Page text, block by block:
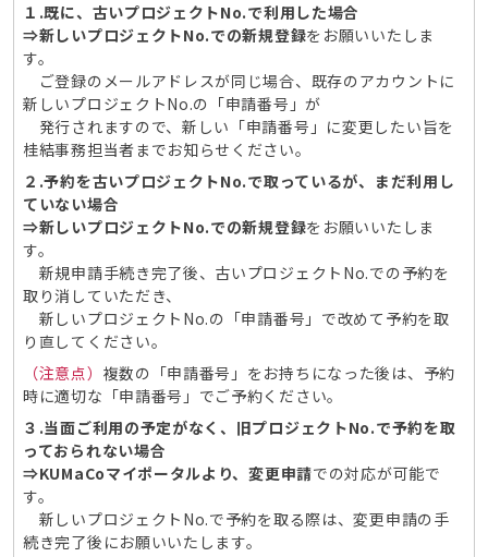
１.既に、古いプロジェクトNo.で利用した場合
⇒新しいプロジェクトNo.での新規登録をお願いいたしま
す。
ご登録のメールアドレスが同じ場合、既存のアカウントに
新しいプロジェクトNo.の「申請番号」が
発行されますので、新しい「申請番号」に変更したい旨を
桂結事務担当者までお知らせください。
２.予約を古いプロジェクトNo.で取っているが、まだ利用し
ていない場合
⇒新しいプロジェクトNo.での新規登録をお願いいたしま
す。
新規申請手続き完了後、古いプロジェクトNo.での予約を
取り消していただき、
新しいプロジェクトNo.の「申請番号」で改めて予約を取
り直してください。
（注意点） 複数の「申請番号」をお持ちになった後は、予約
時に適切な「申請番号」でご予約ください。
３.当面ご利用の予定がなく、旧プロジェクトNo.で予約を取
っておられない場合
⇒KUMaCoマイポータルより、変更申請での対応が可能で
す。
新しいプロジェクトNo.で予約を取る際は、変更申請の手
続き完了後にお願いいたします。